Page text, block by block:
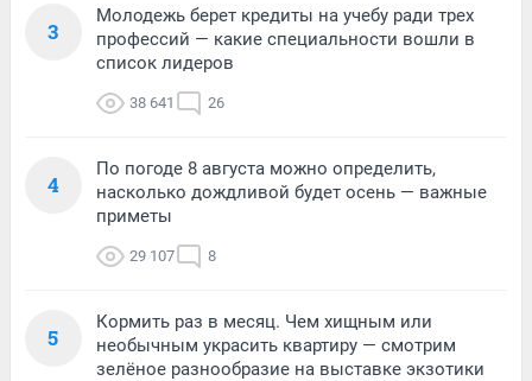
3
Молодежь берет кредиты на учебу ради трех
профессий — какие специальности вошли в
список лидеров
38 641 26
4
По погоде 8 августа можно определить,
насколько дождливой будет осень — важные
приметы
29 107 8
5
Кормить раз в месяц. Чем хищным или
необычным украсить квартиру — смотрим
зелёное разнообразие на выставке экзотики